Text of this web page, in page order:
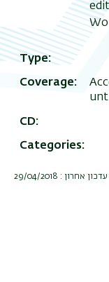
Type
Coverage
CD
Categories
אחרון : 29/04/2018